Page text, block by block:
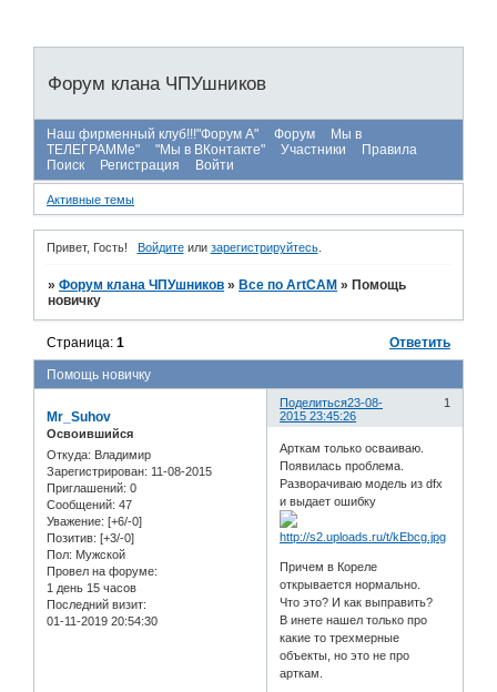
Форум клана ЧПУшников
Наш фирменный клуб!!!"Форум А" Форум
Мы в
ТЕЛЕГРАММе"
"Мы в ВКонтакте" Участники
Правила
Поиск
Регистрация Войти
Активные темы
Привет, Гость! Войдитеили зарегистрируйтесь.
»Форум клана ЧПУшников » Все по ArtCAM » Помощь
новичку
Помощь новичку
Страница:1 Ответить
Поделиться 1
23-08-
2015 23:45:26
Mr_Suhov
Освоившийся
Откуда: Владимир
Зарегистрирован: 11-08-2015
Приглашений: 0
Сообщений: 47
Уважение: [+6/-0]
Позитив: [+3/-0]
Пол: Мужской
Провел на форуме:
1 день 15 часов
Последний визит:
01-11-2019 20:54:30
Арткам только осваиваю.
Появилась проблема.
Разворачиваю модель из dfx
и выдает ошибку
Причем в Кореле
открывается нормально.
Что это? И как выправить?
В инете нашел только про
какие то трехмерные
объекты, но это не про
арткам.